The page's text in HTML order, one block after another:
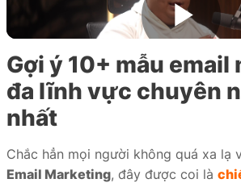
Gợi ý 10+ mẫu
đa lĩnh vực chuyên
nhất
Chắc hẳn mọi người không quá xa lạ
Email Marketing, đây được coi là